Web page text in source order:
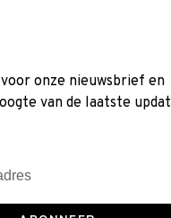
onze nieuwsbrief en
van de laatste